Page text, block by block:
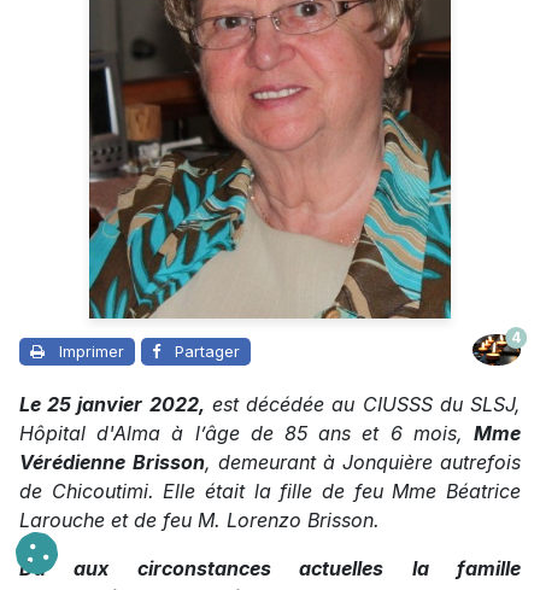
Imprimer Partager
4
Le 25 janvier 2022, est décédée au CIUSSS du SLSJ,
Hôpital d'Alma à l’âge de 85 ans et 6 mois, Mme
Vérédienne Brisson, demeurant à Jonquière autrefois
de Chicoutimi. Elle était la fille de feu Mme Béatrice
Larouche et de feu M. Lorenzo Brisson.
Dû aux circonstances actuelles la famille